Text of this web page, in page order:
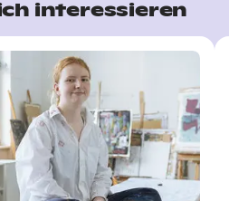
interessieren